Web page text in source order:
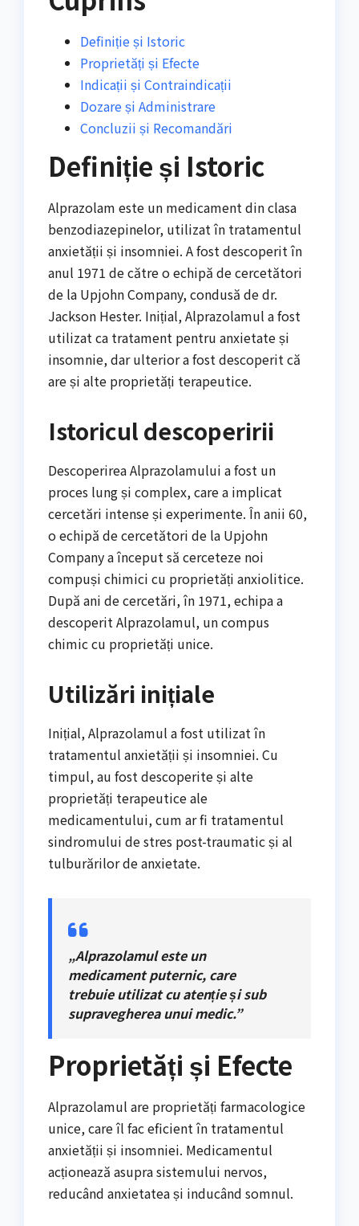
Definiție și Istoric
Proprietăți și Efecte
Indicații și Contraindicații
Dozare și Administrare
Concluzii și Recomandări
Definiție și Istoric
Alprazolam este un medicament din clasa
benzodiazepinelor, utilizat în tratamentul
anxietății și insomniei. A fost descoperit în
anul 1971 de către o echipă de cercetători
de la Upjohn Company, condusă de dr.
Jackson Hester. Inițial, Alprazolamul a fost
utilizat ca tratament pentru anxietate și
insomnie, dar ulterior a fost descoperit că
are și alte proprietăți terapeutice.
Istoricul descoperirii
Descoperirea Alprazolamului a fost un
proces lung și complex, care a implicat
cercetări intense și experimente. În anii 60,
o echipă de cercetători de la Upjohn
Company a început să cerceteze noi
compuși chimici cu proprietăți anxiolitice.
După ani de cercetări, în 1971, echipa a
descoperit Alprazolamul, un compus
chimic cu proprietăți unice.
Utilizări inițiale
Inițial, Alprazolamul a fost utilizat în
tratamentul anxietății și insomniei. Cu
timpul, au fost descoperite și alte
proprietăți terapeutice ale
medicamentului, cum ar fi tratamentul
sindromului de stres post-traumatic și al
tulburărilor de anxietate.
„Alprazolamul este un
medicament puternic, care
trebuie utilizat cu atenție și sub
supravegherea unui medic.”
Proprietăți și Efecte
Alprazolamul are proprietăți farmacologice
unice, care îl fac eficient în tratamentul
anxietății și insomniei. Medicamentul
acționează asupra sistemului nervos,
reducând anxietatea și inducând somnul.